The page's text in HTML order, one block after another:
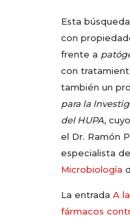
Esta
con
frente a
con
también un
para la
del HUPA,
el Dr. Ramón
especialista
Microbiología
La entrada A
fármacos